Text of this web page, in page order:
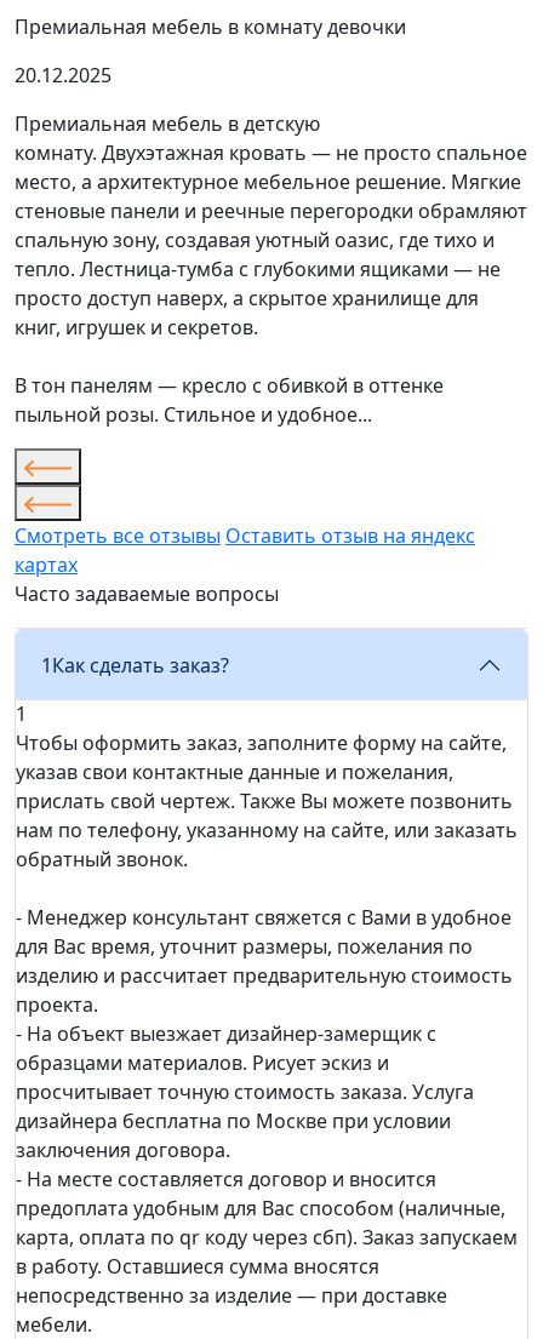
Премиальная мебель в комнату девочки
20.12.2025
Премиальная мебель в детскую
комнату. Двухэтажная кровать — не просто спальное
место, а архитектурное мебельное решение. Мягкие
стеновые панели и реечные перегородки обрамляют
спальную зону, создавая уютный оазис, где тихо и
тепло. Лестница-тумба с глубокими ящиками — не
просто доступ наверх, а скрытое хранилище для
книг, игрушек и секретов.
В тон панелям — кресло с обивкой в оттенке
пыльной розы. Стильное и удобное...
Смотреть все отзывы Оставить отзыв на яндекс
картах
Часто задаваемые вопросы
1Как сделать заказ?
1
Чтобы оформить заказ, заполните форму на сайте,
указав свои контактные данные и пожелания,
прислать свой чертеж. Также Вы можете позвонить
нам по телефону, указанному на сайте, или заказать
обратный звонок.
- Менеджер консультант свяжется с Вами в удобное
для Вас время, уточнит размеры, пожелания по
изделию и рассчитает предварительную стоимость
проекта.
- На объект выезжает дизайнер-замерщик с
образцами материалов. Рисует эскиз и
просчитывает точную стоимость заказа. Услуга
дизайнера бесплатна по Москве при условии
заключения договора.
- На месте составляется договор и вносится
предоплата удобным для Вас способом (наличные,
карта, оплата по qr коду через сбп). Заказ запускаем
в работу. Оставшиеся сумма вносятся
непосредственно за изделие — при доставке
мебели.